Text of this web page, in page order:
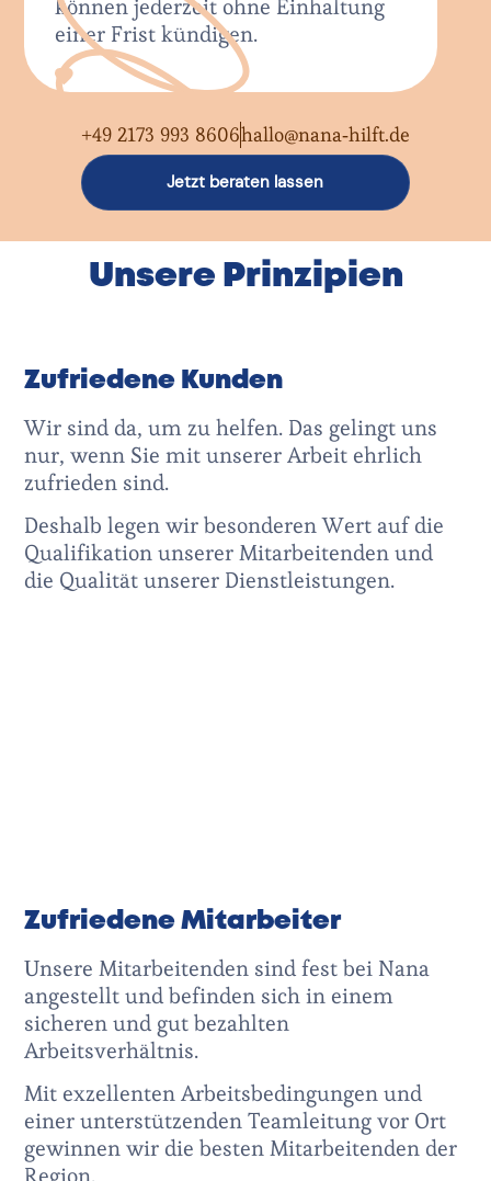
können jederzeit ohne Einhaltung
einer Frist kündigen.
Jetzt beraten lassen
+49 2173 993 8606hallo@nana-hilft.de
Unsere Prinzipien
Zufriedene Kunden
Wir sind da, um zu helfen. Das gelingt uns
nur, wenn Sie mit unserer Arbeit ehrlich
zufrieden sind.
Deshalb legen wir besonderen Wert auf die
Qualifikation unserer Mitarbeitenden und
die Qualität unserer Dienstleistungen.
Zufriedene Mitarbeiter
Unsere Mitarbeitenden sind fest bei Nana
angestellt und befinden sich in einem
sicheren und gut bezahlten
Arbeitsverhältnis.
Mit exzellenten Arbeitsbedingungen und
einerunterstützenden Teamleitung vor Ort
gewinnen wir die besten Mitarbeitenden der